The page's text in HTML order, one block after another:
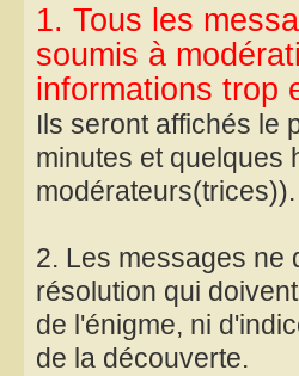
1. Tous les
soumis à
informations trop
Ils seront affichés le
minutes et quelques
modérateurs(trices)).
2. Les messages ne
résolution qui
de l'énigme, ni
de la découverte.